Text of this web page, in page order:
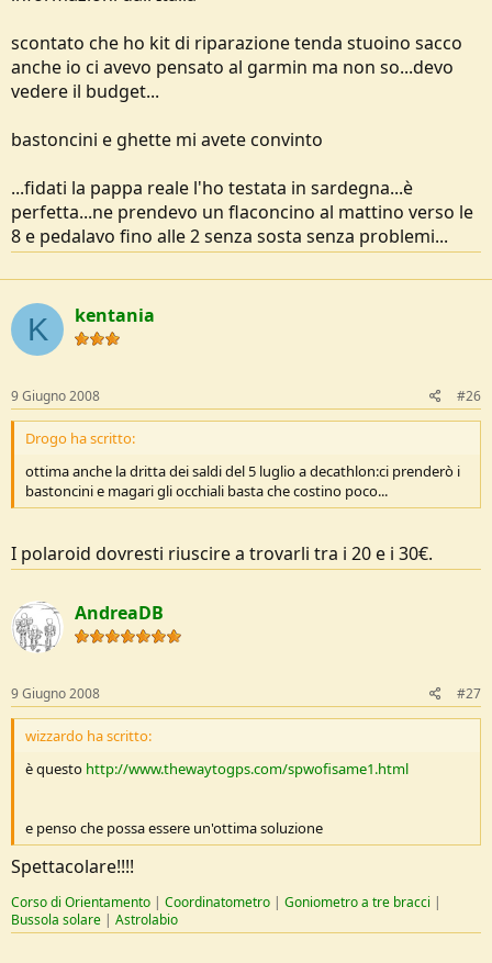
scontato che ho kit di riparazione tenda stuoino sacco
anche io ci avevo pensato al garmin ma non so...devo
vedere il budget...
bastoncini e ghette mi avete convinto
...fidati la pappa reale l'ho testata in sardegna...è
perfetta...ne prendevo un flaconcino al mattino verso le
8 e pedalavo fino alle 2 senza sosta senza problemi...
K kentania
9 Giugno 2008 #26
Drogo ha scritto:
ottima anche la dritta dei saldi del 5 luglio a decathlon:ci prenderò i
bastoncini e magari gli occhiali basta che costino poco...
I polaroid dovresti riuscire a trovarli tra i 20 e i 30€.
AndreaDB
9 Giugno 2008 #27
wizzardo ha scritto:
è questo http://www.thewaytogps.com/spwofisame1.html
e penso che possa essere un'ottima soluzione
Spettacolare!!!!
Corso di Orientamento | Coordinatometro | Goniometro a tre bracci |
Bussola solare | Astrolabio